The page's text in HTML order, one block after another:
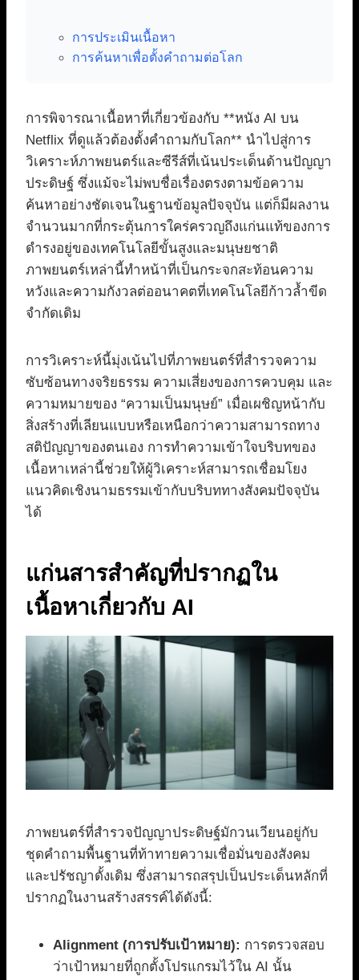
การประเมินเนื้อหา
การค้นหาเพื่อตั้งคำถามต่อโลก
การพิจารณาเนื้อหาที่เกี่ยวข้องกับ **หนัง AI บน
Netflix ที่ดูแล้วต้องตั้งคำถามกับโลก** นำไปสู่การ
วิเคราะห์ภาพยนตร์และซีรีส์ที่เน้นประเด็นด้านปัญญา
ประดิษฐ์ ซึ่งแม้จะไม่พบชื่อเรื่องตรงตามข้อความ
ค้นหาอย่างชัดเจนในฐานข้อมูลปัจจุบัน แต่ก็มีผลงาน
จำนวนมากที่กระตุ้นการใคร่ครวญถึงแก่นแท้ของการ
ดำรงอยู่ของเทคโนโลยีขั้นสูงและมนุษยชาติ
ภาพยนตร์เหล่านี้ทำหน้าที่เป็นกระจกสะท้อนความ
หวังและความกังวลต่ออนาคตที่เทคโนโลยีก้าวล้ำขีด
จำกัดเดิม
การวิเคราะห์นี้มุ่งเน้นไปที่ภาพยนตร์ที่สำรวจความ
ซับซ้อนทางจริยธรรม ความเสี่ยงของการควบคุม และ
ความหมายของ “ความเป็นมนุษย์” เมื่อเผชิญหน้ากับ
สิ่งสร้างที่เลียนแบบหรือเหนือกว่าความสามารถทาง
สติปัญญาของตนเอง การทำความเข้าใจบริบทของ
เนื้อหาเหล่านี้ช่วยให้ผู้วิเคราะห์สามารถเชื่อมโยง
แนวคิดเชิงนามธรรมเข้ากับบริบททางสังคมปัจจุบัน
ได้
แก่นสารสำคัญที่ปรากฏใน
เนื้อหาเกี่ยวกับ AI
ภาพยนตร์ที่สำรวจปัญญาประดิษฐ์มักวนเวียนอยู่กับ
ชุดคำถามพื้นฐานที่ท้าทายความเชื่อมั่นของสังคม
และปรัชญาดั้งเดิม ซึ่งสามารถสรุปเป็นประเด็นหลักที่
ปรากฏในงานสร้างสรรค์ได้ดังนี้:
Alignment (การปรับเป้าหมาย): การตรวจสอบ
ว่าเป้าหมายที่ถูกตั้งโปรแกรมไว้ใน AI นั้น